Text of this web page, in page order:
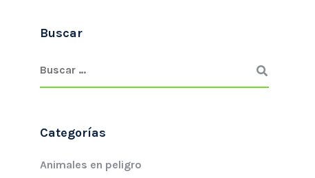
Buscar
Categorías
Animales en peligro